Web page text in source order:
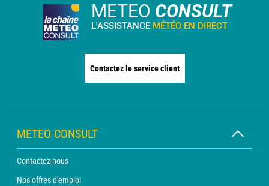
METEO CONSULT
L'ASSISTANCE MÉTÉO EN DIRECT
Contactez le service client
METEO CONSULT
Contactez-nous
Nos offres d'emploi